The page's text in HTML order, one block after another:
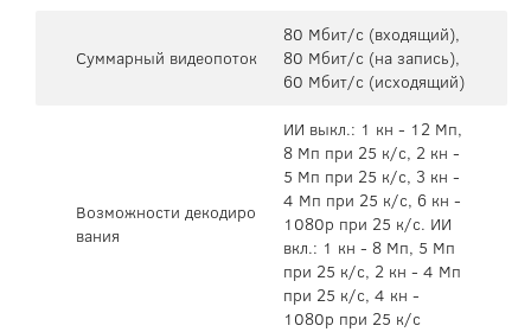
Суммарный видеопоток
80 Мбит/с (входящий),
80 Мбит/с (на запись),
60 Мбит/с (исходящий)
Возможности декодиро
вания
ИИ выкл.: 1 кн - 12 Мп,
8 Мп при 25 к/с, 2 кн -
5 Мп при 25 к/с, 3 кн -
4 Мп при 25 к/с, 6 кн -
1080p при 25 к/с. ИИ
вкл.: 1 кн - 8 Мп, 5 Мп
при 25 к/с, 2 кн - 4 Мп
при 25 к/с, 4 кн -
1080p при 25 к/с